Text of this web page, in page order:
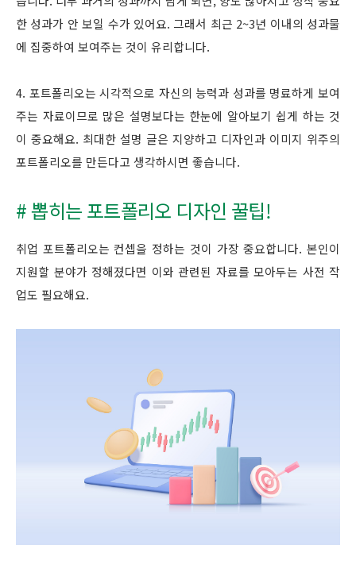
한 성과가 안 보일 수가 있어요. 그래서 최근 2~3년 이내의 성과물
에 집중하여 보여주는 것이 유리합니다.
4. 포트폴리오는 시각적으로 자신의 능력과 성과를 명료하게 보여
주는 자료이므로 많은 설명보다는 한눈에 알아보기 쉽게 하는 것
이 중요해요. 최대한 설명 글은 지양하고 디자인과 이미지 위주의
포트폴리오를 만든다고 생각하시면 좋습니다.
# 뽑히는 포트폴리오 디자인 꿀팁!
취업 포트폴리오는 컨셉을 정하는 것이 가장 중요합니다. 본인이
지원할 분야가 정해졌다면 이와 관련된 자료를 모아두는 사전 작
업도 필요해요.